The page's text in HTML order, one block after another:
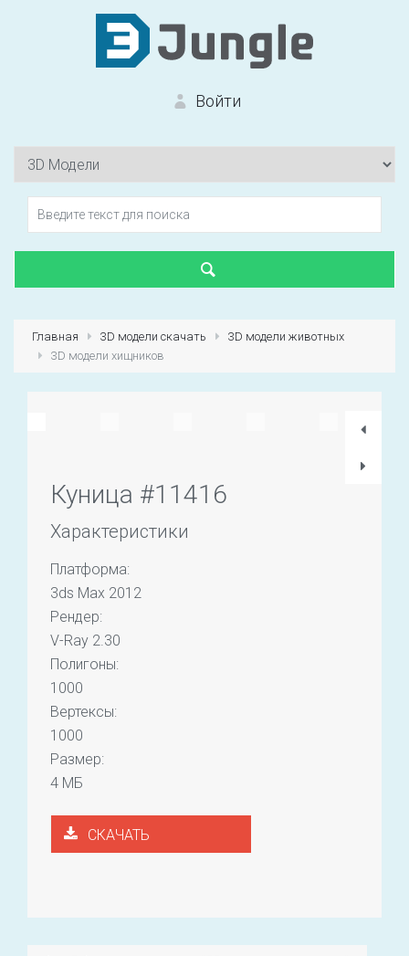
Войти
Главная 3D модели скачать
3D модели животных
3D модели хищников
Куница #11416
Характеристики
Платформа:
3ds Max 2012
Рендер:
V-Ray 2.30
Полигоны:
1000
Вертексы:
1000
Размер:
4 МБ
СКАЧАТЬ